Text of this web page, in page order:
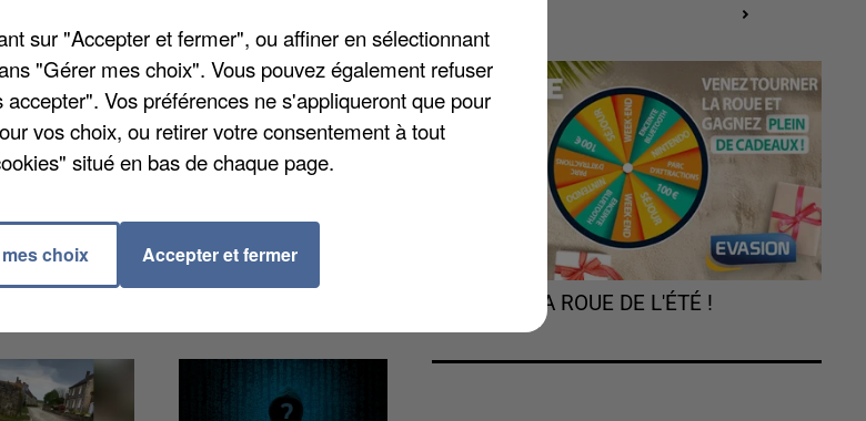
de la prison de Liancourt qui s'était
le tribunal administratif d'Amiens. Elle
Le détenu avait été placé à la prison
aggravé. Après deux
transfert à Liancourt pour être plus
TOURNEZ LA ROUE DE L'ÉTÉ !
sur "Accepter et fermer", ou affiner en sélectionnant
"Gérer mes choix". Vous pouvez également refuser
Vos préférences ne s'appliqueront que pour
vos choix, ou retirer votre consentement à tout
situé en bas de chaque page.
choix Accepter et fermer